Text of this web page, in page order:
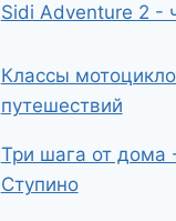
Sidi Adventure 2 -
Классы
путешествий
Три шага от дома
Ступино